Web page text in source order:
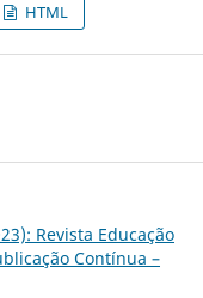
HTML
Revista Educação
Contínua –